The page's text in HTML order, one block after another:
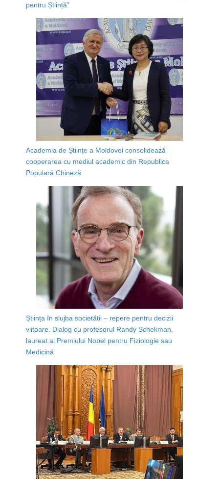
pentru Știință”
Academia de Științe a Moldovei consolidează
cooperarea cu mediul academic din Republica
Populară Chineză
Știința în slujba societății – repere pentru decizii
viitoare. Dialog cu profesorul Randy Schekman,
laureat al Premiului Nobel pentru Fiziologie sau
Medicină